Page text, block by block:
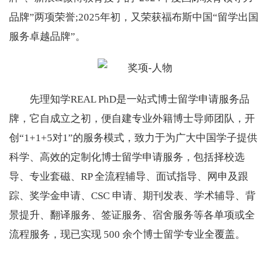
品牌”两项荣誉;2025年初，又荣获福布斯中国“留学出国
服务卓越品牌”。
先理知学REAL PhD是一站式博士留学申请服务品
牌，它自成立之初，便自建专业外籍博士导师团队，开
创“1+1+5对1”的服务模式，致力于为广大中国学子提供
科学、高效的定制化博士留学申请服务，包括择校选
导、专业套磁、RP 全流程辅导、面试指导、网申及跟
踪、奖学金申请、CSC 申请、期刊发表、学术辅导、背
景提升、翻译服务、签证服务、宿舍服务等各单项或全
流程服务，现已实现 500 余个博士留学专业全覆盖。